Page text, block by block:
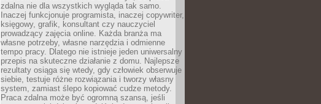
zdalna nie dla wszystkich wygląda tak samo.
Inaczej funkcjonuje programista, inaczej copywriter,
księgowy, grafik, konsultant czy nauczyciel
prowadzący zajęcia online. Każda branża ma
własne potrzeby, własne narzędzia i odmienne
tempo pracy. Dlatego nie istnieje jeden uniwersalny
przepis na skuteczne działanie z domu. Najlepsze
rezultaty osiąga się wtedy, gdy człowiek obserwuje
siebie, testuje różne rozwiązania i tworzy własny
system, zamiast ślepo kopiować cudze metody.
Praca zdalna może być ogromną szansą, jeśli